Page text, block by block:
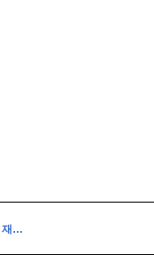
추미애 “김동연, 지방채 무분별 발행” 경기도 재정 비상 선언